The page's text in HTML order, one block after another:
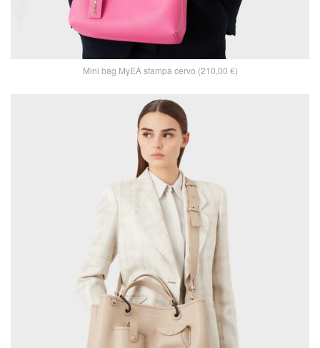
Mini bag MyEA stampa cervo (210,00 €)